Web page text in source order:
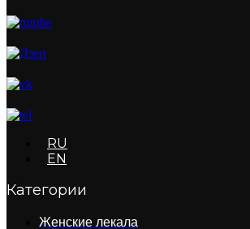
RU
EN
Категории
Женские лекала